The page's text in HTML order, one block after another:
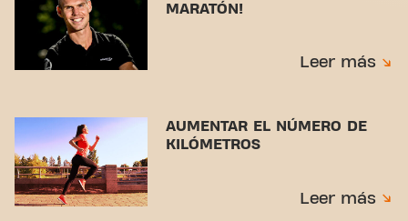
MARATÓN!
Leer más
AUMENTAR EL NÚMERO DE
KILÓMETROS
Leer más